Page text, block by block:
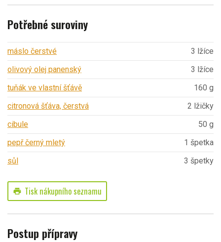
Potřebné suroviny
máslo čerstvé
3 lžíce
olivový olej panenský
3 lžíce
tuňák ve vlastní šťávě
160 g
citronová šťáva, čerstvá
2 lžičky
cibule
50 g
pepř černý mletý
1 špetka
sůl
3 špetky
print Tisk nákupního seznamu
Postup přípravy